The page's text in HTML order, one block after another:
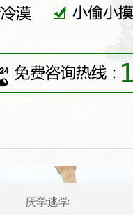
厌学逃学